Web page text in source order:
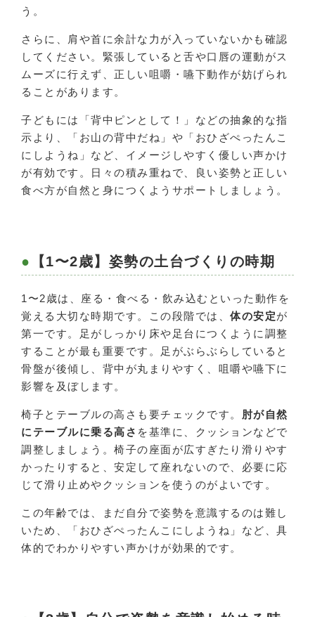
う。
さらに、肩や首に余計な力が入っていないかも確認
してください。緊張していると舌や口唇の運動がス
ムーズに行えず、正しい咀嚼・嚥下動作が妨げられ
ることがあります。
子どもには「背中ピンとして！」などの抽象的な指
示より、「お山の背中だね」や「おひざぺったんこ
にしようね」など、イメージしやすく優しい声かけ
が有効です。日々の積み重ねで、良い姿勢と正しい
食べ方が自然と身につくようサポートしましょう。
【1〜2歳】姿勢の土台づくりの時期
1〜2歳は、座る・食べる・飲み込むといった動作を
覚える大切な時期です。この段階では、 体の安定が
第一です。足がしっかり床や足台につくように調整
することが最も重要です。足がぶらぶらしていると
骨盤が後傾し、背中が丸まりやすく、咀嚼や嚥下に
影響を及ぼします。
椅子とテーブルの高さも要チェックです。 肘が自然
にテーブルに乗る高さ を基準に、クッションなどで
調整しましょう。椅子の座面が広すぎたり滑りやす
かったりすると、安定して座れないので、必要に応
じて滑り止めやクッションを使うのがよいです。
この年齢では、まだ自分で姿勢を意識するのは難し
いため、「おひざぺったんこにしようね」など、具
体的でわかりやすい声かけが効果的です。